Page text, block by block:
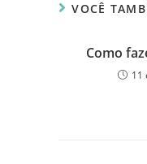
VOCÊ
Como
11